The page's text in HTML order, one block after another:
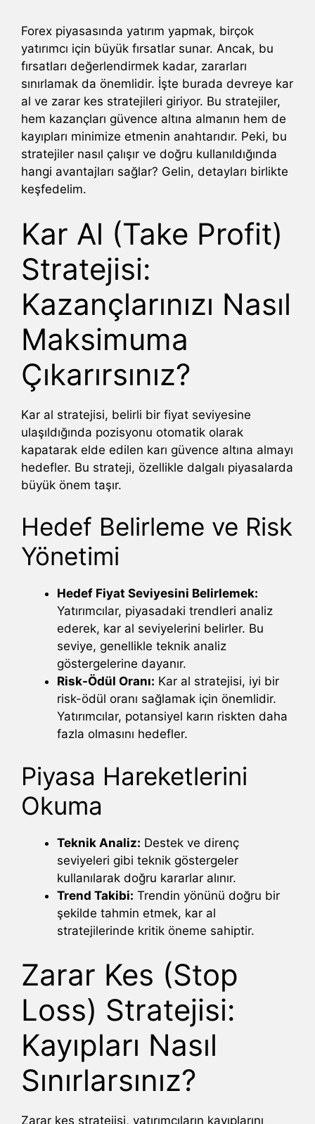
Forex piyasasında yatırım yapmak, birçok
yatırımcı için büyük fırsatlar sunar. Ancak, bu
fırsatları değerlendirmek kadar, zararları
sınırlamak da önemlidir. İşte burada devreye kar
al ve zarar kes stratejileri giriyor. Bu stratejiler,
hem kazançları güvence altına almanın hem de
kayıpları minimize etmenin anahtarıdır. Peki, bu
stratejiler nasıl çalışır ve doğru kullanıldığında
hangi avantajları sağlar? Gelin, detayları birlikte
keşfedelim.
Kar Al (Take Profit)
Stratejisi:
Kazançlarınızı Nasıl
Maksimuma
Çıkarırsınız?
Kar al stratejisi, belirli bir fiyat seviyesine
ulaşıldığında pozisyonu otomatik olarak
kapatarak elde edilen karı güvence altına almayı
hedefler. Bu strateji, özellikle dalgalı piyasalarda
büyük önem taşır.
Hedef Belirleme ve Risk
Yönetimi
Hedef Fiyat Seviyesini Belirlemek:
Yatırımcılar, piyasadaki trendleri analiz
ederek, kar al seviyelerini belirler. Bu
seviye, genellikle teknik analiz
göstergelerine dayanır.
Risk-Ödül Oranı: Kar al stratejisi, iyi bir
risk-ödül oranı sağlamak için önemlidir.
Yatırımcılar, potansiyel karın riskten daha
fazla olmasını hedefler.
Piyasa Hareketlerini
Okuma
Teknik Analiz: Destek ve direnç
seviyeleri gibi teknik göstergeler
kullanılarak doğru kararlar alınır.
Trend Takibi: Trendin yönünü doğru bir
şekilde tahmin etmek, kar al
stratejilerinde kritik öneme sahiptir.
Zarar Kes (Stop
Loss) Stratejisi:
Kayıpları Nasıl
Sınırlarsınız?
Zarar kes stratejisi, yatırımcıların kayıplarını